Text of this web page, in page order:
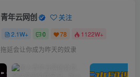
青年云网创 关注
2.1W+ 0 78 1122W+
拖延会让你成为昨天的奴隶